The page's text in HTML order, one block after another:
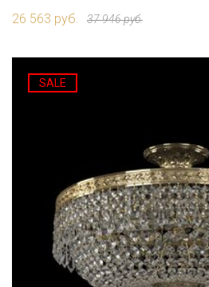
26 563 руб. 37 946 руб.
SALE